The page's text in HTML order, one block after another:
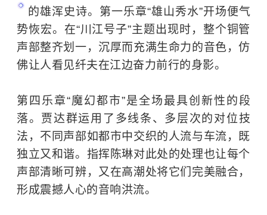
的雄浑史诗。第一乐章“雄山秀水”开场便气
势恢宏。在“川江号子”主题出现时，整个铜管
声部整齐划一，沉厚而充满生命力的音色，仿
佛让人看见纤夫在江边奋力前行的身影。
第四乐章“魔幻都市”是全场最具创新性的段
落。贾达群运用了多线条、多层次的对位技
法，不同声部如都市中交织的人流与车流，既
独立又和谐。指挥陈琳对此处的处理也让每个
声部清晰可辨，又在高潮处将它们完美融合，
形成震撼人心的音响洪流。